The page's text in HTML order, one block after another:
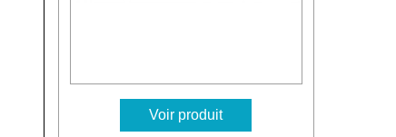
Voir produit